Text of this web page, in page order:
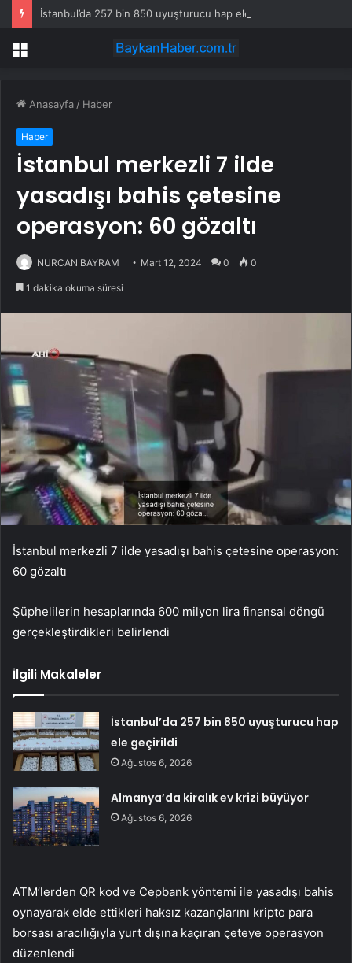
İstanbul’da 257 bin 850 uyuşturucu hap ele geçirildi
Menü
Anasayfa / Haber
Haber
İstanbul merkezli 7 ilde
yasadışı bahis çetesine
operasyon: 60 gözaltı
NURCAN BAYRAM Mart 12, 2024 0 0
1 dakika okuma süresi
İstanbul merkezli 7 ilde yasadışı bahis çetesine operasyon:
60 gözaltı
Şüphelilerin hesaplarında 600 milyon lira finansal döngü
gerçekleştirdikleri belirlendi
İlgili Makaleler
İstanbul’da 257 bin 850 uyuşturucu hap
ele geçirildi
Ağustos 6, 2026
Almanya’da kiralık ev krizi büyüyor
Ağustos 6, 2026
ATM’lerden QR kod ve Cepbank yöntemi ile yasadışı bahis
oynayarak elde ettikleri haksız kazançlarını kripto para
borsası aracılığıyla yurt dışına kaçıran çeteye operasyon
düzenlendi